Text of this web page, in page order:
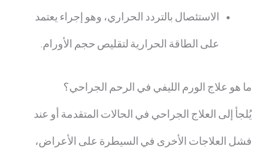
الاستئصال بالتردد الحراري، وهو إجراء يعتمد
على الطاقة الحرارية لتقليص حجم الأورام.
ما هو علاج الورم الليفي في الرحم الجراحي؟
يُلجأ إلى العلاج الجراحي في الحالات المتقدمة أو عند
فشل العلاجات الأخرى في السيطرة على الأعراض،